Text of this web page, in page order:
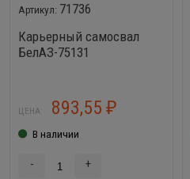
71736
Карьерный самосвал
БелАЗ-75131
ЦЕНА: 893,55 ₽
В наличии
- +